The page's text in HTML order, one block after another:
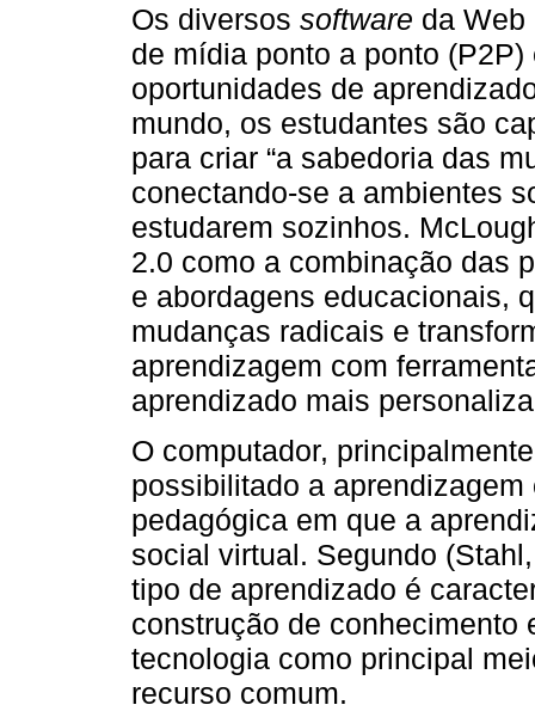
Os diversos software da Web
de mídia ponto a ponto
oportunidades de
mundo, os estudantes são
para criar “a sabedoria das
conectando-se a ambientes
estudarem sozinhos.
2.0 como a combinação das
e abordagens educacionais,
mudanças radicais e
aprendizagem com
aprendizado mais
O computador,
possibilitado a
pedagógica em que a
social virtual. Segundo
tipo de aprendizado é
construção de conhecimento
tecnologia como principal
recurso comum.